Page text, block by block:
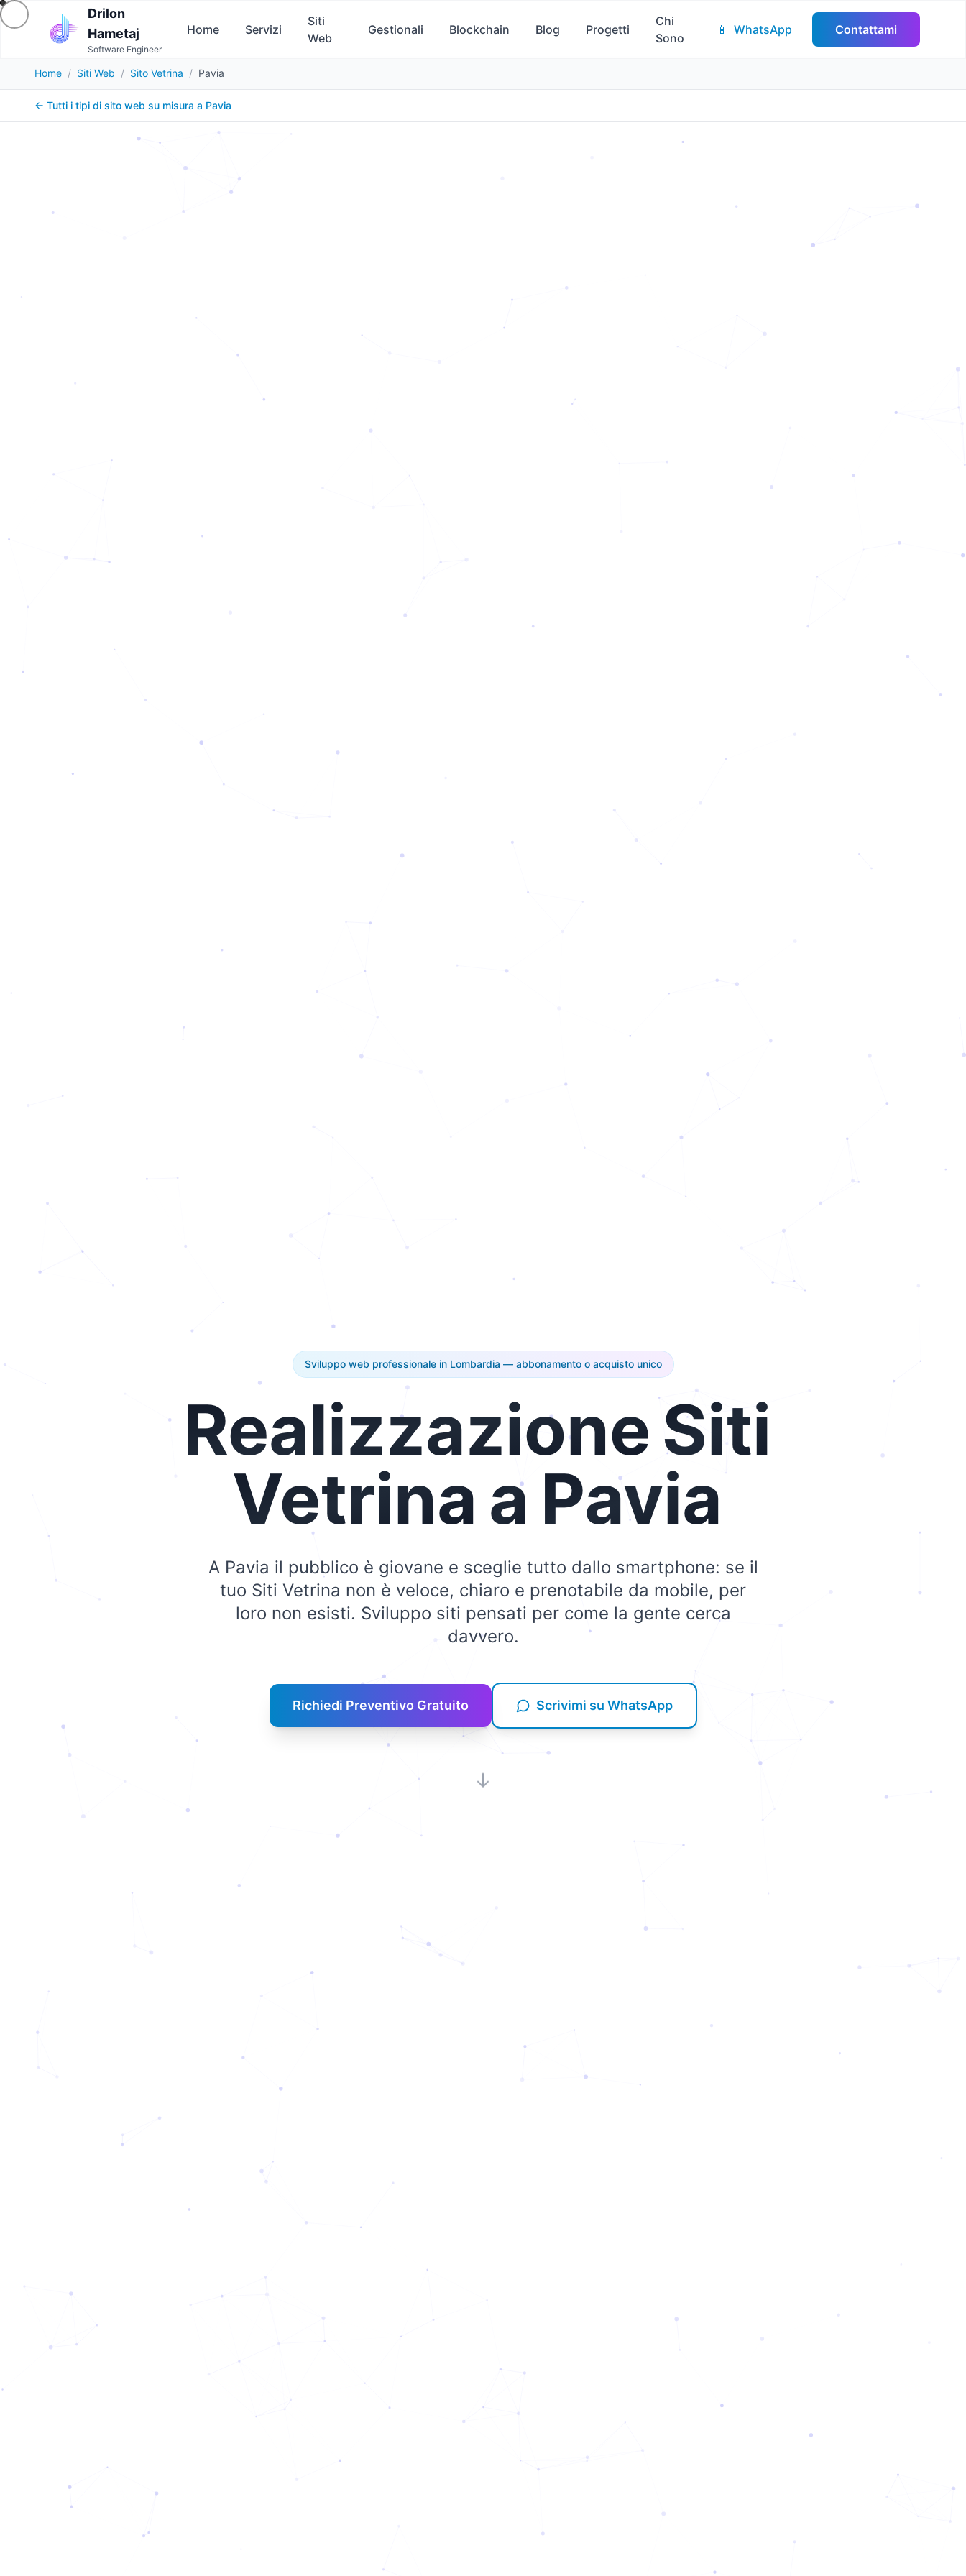
Drilon
Hametaj
Software Engineer
Home Servizi
Siti
Web
Gestionali Blockchain Blog Progetti
Chi
Sono
📱 WhatsApp Contattami
Home / Siti Web / Sito Vetrina / Pavia
← Tutti i tipi di sito web su misura a Pavia
Sviluppo web professionale in Lombardia — abbonamento o acquisto unico
RealizzazioneSiti
Vetrina a Pavia
A Pavia il pubblico è giovane e sceglie tutto dallo smartphone: se il
tuo Siti Vetrina non è veloce, chiaro e prenotabile da mobile, per
loro non esisti. Sviluppo siti pensati per come la gente cerca
davvero.
Richiedi Preventivo Gratuito Scrivimi su WhatsApp